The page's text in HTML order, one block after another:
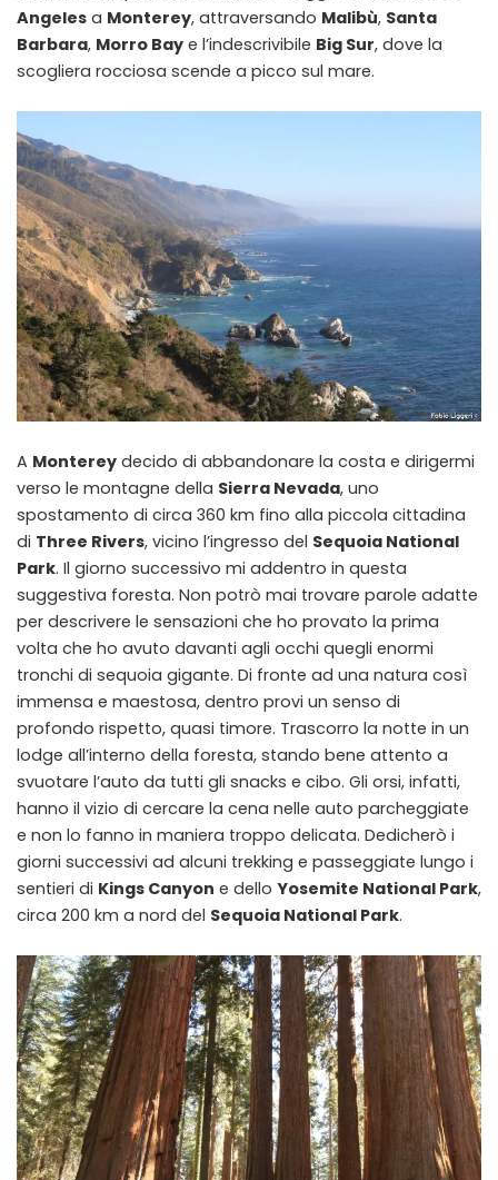
Angeles a Monterey, attraversando Malibù, Santa
Barbara, Morro Bay e l’indescrivibile Big Sur, dove la
scogliera rocciosa scende a picco sul mare.
A Monterey decido di abbandonare la costa e dirigermi
verso le montagne della Sierra Nevada, uno
spostamento di circa 360 km fino alla piccola cittadina
di Three Rivers, vicino l’ingresso del Sequoia National
Park. Il giorno successivo mi addentro in questa
suggestiva foresta. Non potrò mai trovare parole adatte
per descrivere le sensazioni che ho provato la prima
volta che ho avuto davanti agli occhi quegli enormi
tronchi di sequoia gigante. Di fronte ad una natura così
immensa e maestosa, dentro provi un senso di
profondo rispetto, quasi timore. Trascorro la notte in un
lodge all’interno della foresta, stando bene attento a
svuotare l’auto da tutti gli snacks e cibo. Gli orsi, infatti,
hanno il vizio di cercare la cena nelle auto parcheggiate
e non lo fanno in maniera troppo delicata. Dedicherò i
giorni successivi ad alcuni trekking e passeggiate lungo i
sentieri di Kings Canyon e dello Yosemite National Park,
circa 200 km a nord del Sequoia National Park.